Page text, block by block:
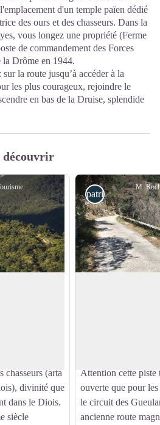
d'un temple païen dédié
des ours et des chasseurs. Dans la
vous longez une propriété (Ferme
de commandement des Forces
la Drôme en 1944.
la route jusqu’à accéder à la
les plus courageux, rejoindre le
en bas de la Druise, splendide
découvrir
chasseurs (arta
divinité que
dans le Diois.
siècle
M.
patrimoine routier
Attention cette piste
ouverte que pour
le circuit des
ancienne route